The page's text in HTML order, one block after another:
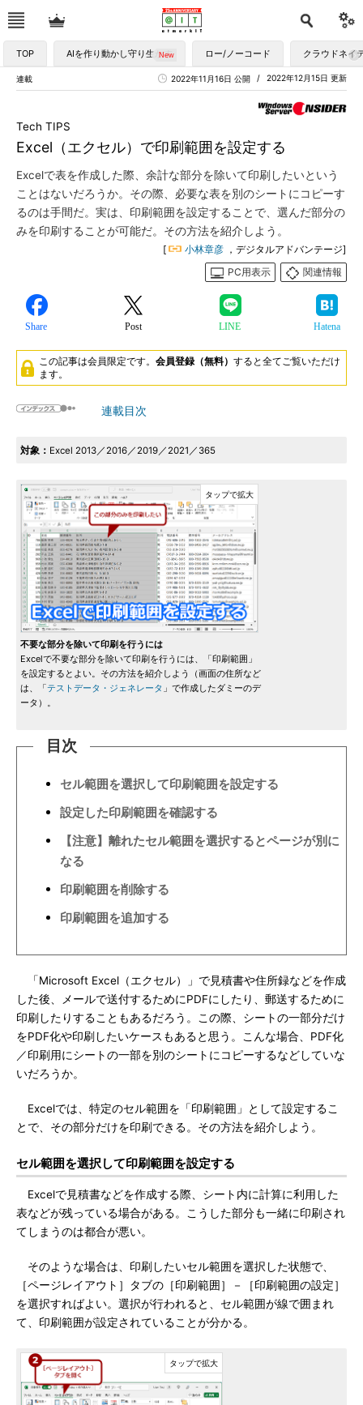
TOP AIを作り動かし守り生かす ロー/ノーコード クラウドネイ
連載 2022年12月15日 更新
2022年11月16日 公開
Excel（エクセル）で印刷範囲を設定する
Tech TIPS
Excelで表を作成した際、余計な部分を除いて印刷したいという
ことはないだろうか。その際、必要な表を別のシートにコピーす
るのは手間だ。実は、印刷範囲を設定することで、選んだ部分の
みを印刷することが可能だ。その方法を紹介しよう。
[ 小林章彦 ，デジタルアドバンテージ]
PC用表示
関連情報
Share Post LINE Hatena
この記事は会員限定です。 会員登録（無料） すると全てご覧いただけ
ます。
連載目次
対象： Excel 2013／2016／2019／2021／365
不要な部分を除いて印刷を行うには
Excelで不要な部分を除いて印刷を行うには、「印刷範囲」
を設定するとよい。その方法を紹介しよう（画面の住所など
は、「テストデータ・ジェネレータ 」で作成したダミーのデ
ータ）。
目次
セル範囲を選択して印刷範囲を設定する
設定した印刷範囲を確認する
【注意】離れたセル範囲を選択するとページが別に
なる
印刷範囲を削除する
印刷範囲を追加する
「Microsoft Excel（エクセル）」で見積書や住所録などを作成
した後、メールで送付するためにPDFにしたり、郵送するために
印刷したりすることもあるだろう。この際、シートの一部分だけ
をPDF化や印刷したいケースもあると思う。こんな場合、PDF化
／印刷用にシートの一部を別のシートにコピーするなどしていな
いだろうか。
Excelでは、特定のセル範囲を「印刷範囲」として設定するこ
とで、その部分だけを印刷できる。その方法を紹介しよう。
セル範囲を選択して印刷範囲を設定する
Excelで見積書などを作成する際、シート内に計算に利用した
表などが残っている場合がある。こうした部分も一緒に印刷され
てしまうのは都合が悪い。
そのような場合は、印刷したいセル範囲を選択した状態で、
［ページレイアウト］タブの［印刷範囲］－［印刷範囲の設定］
を選択すればよい。選択が行われると、セル範囲が線で囲まれ
て、印刷範囲が設定されていることが分かる。